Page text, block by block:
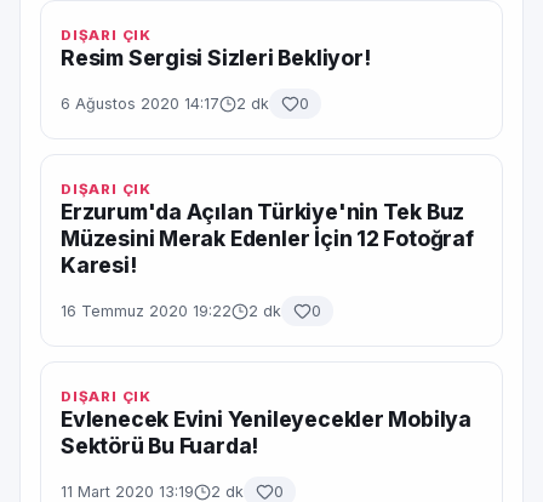
DIŞARI ÇIK
Resim Sergisi Sizleri Bekliyor!
6 Ağustos 2020 14:17 2 dk 0
DIŞARI ÇIK
Erzurum'da Açılan Türkiye'nin Tek Buz
Müzesini Merak Edenler İçin 12 Fotoğraf
Karesi!
16 Temmuz 2020 19:22 2 dk 0
DIŞARI ÇIK
Evlenecek Evini Yenileyecekler Mobilya
Sektörü Bu Fuarda!
11 Mart 2020 13:19 2 dk 0